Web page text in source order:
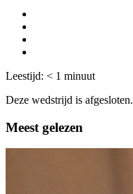
Leestijd: < 1 minuut
Deze wedstrijd is afgesloten.
Meest gelezen